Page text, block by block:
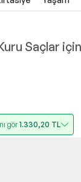
Saçlar için
gör1.330,20 TL